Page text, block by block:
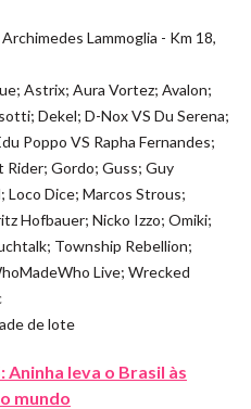
Lammoglia - Km 18,
Astrix; Aura Vortez; Avalon;
Dekel; D-Nox VS Du Serena;
Poppo VS Rapha Fernandes;
Rider; Gordo; Guss; Guy
Loco Dice; Marcos Strous;
Hofbauer; Nicko Izzo; Omiki;
Township Rebellion;
Live; Wrecked
de lote
Aninha leva o Brasil às
mundo